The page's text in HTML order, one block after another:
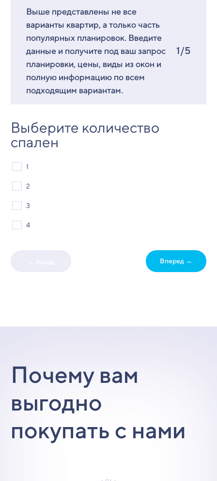
Выше представлены не все
варианты квартир, а только часть
популярных планировок. Введите
данные и получите под ваш запрос
планировки, цены, виды из окон и
полную информацию по всем
подходящим вариантам.
1/5
Выберите количество
спален
1
2
3
4
Вперед →
Почему вам
выгодно
покупать с нами